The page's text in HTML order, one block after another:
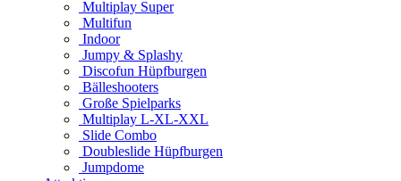
Multiplay Super
Multifun
Indoor
Jumpy & Splashy
Discofun Hüpfburgen
Bälleshooters
Große Spielparks
Multiplay L-XL-XXL
Slide Combo
Doubleslide Hüpfburgen
Jumpdome